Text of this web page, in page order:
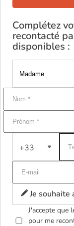
Complétez
recontacté
disponibles :
+33
Je souhaite
J'accepte que
pour me